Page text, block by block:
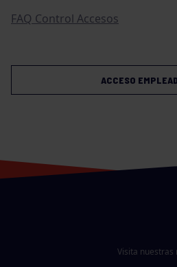
FAQ Control Accesos
ACCESO
Visita nuestras